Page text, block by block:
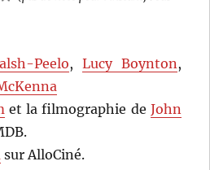
Peelo, Lucy Boynton,
et la filmographie de John
sur AlloCiné.